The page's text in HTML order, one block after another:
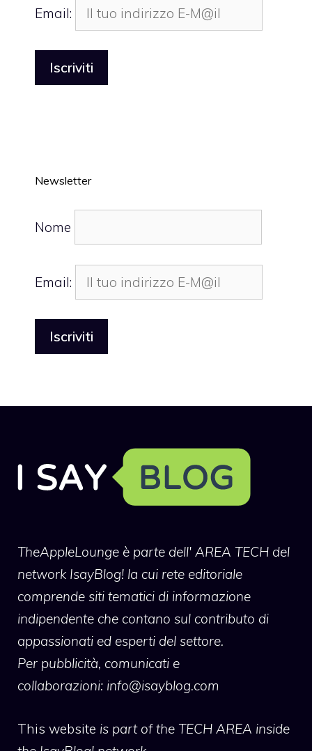
Email:
Newsletter
Nome
Email:
TheAppleLounge è parte dell' AREA TECH del
network IsayBlog! la cui rete editoriale
comprende siti tematici di informazione
indipendente che contano sul contributo di
appassionati ed esperti del settore.
Per pubblicità, comunicati e
collaborazioni: info@isayblog.com
This website is part of the TECH AREA inside